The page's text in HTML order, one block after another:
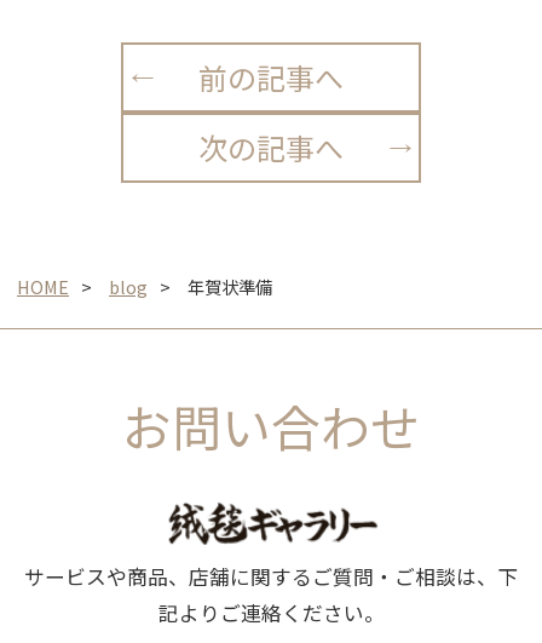
前の記事へ
次の記事へ
HOME blog 年賀状準備
お問い合わせ
サービスや商品、店舗に関するご質問・ご相談は、下
記よりご連絡ください。